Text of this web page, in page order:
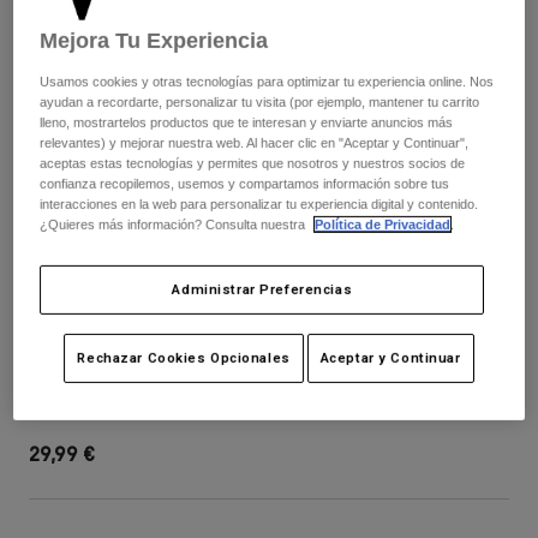
Pantalones largos
Pantalones cortos
Chaquetas y chalecos
Guantes
Protecciones
Pantalones
Guantes
Chaquetas
Protecciones
Gafas de protección
Calcetines
Mochilas y accesorios
Camisas
Ver todo
Mujer
Camisetas y tops
Sudaderas
Pantalones
Camisas
Protecciones
Calcetines
Ver todo
Moto
Pantalones
Visera para el casco Rampage - Juvenil
29,99 €
Mejora Tu Experiencia
Usamos cookies y otras tecnologías para optimizar tu experiencia online. Nos
ayudan a recordarte, personalizar tu visita (por ejemplo, mantener tu carrito
lleno, mostrartelos productos que te interesan y enviarte anuncios más
relevantes) y mejorar nuestra web. Al hacer clic en "Aceptar y Continuar",
aceptas estas tecnologías y permites que nosotros y nuestros socios de
confianza recopilemos, usemos y compartamos información sobre tus
interacciones en la web para personalizar tu experiencia digital y contenido.
¿Quieres más información? Consulta nuestra
Política de Privacidad
Administrar Preferencias
Rechazar Cookies Opcionales Aceptar y Continuar